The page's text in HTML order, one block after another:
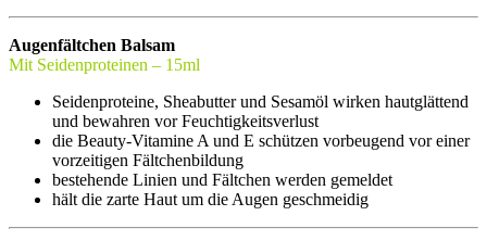
Augenfältchen Balsam
Mit Seidenproteinen – 15ml
Seidenproteine, Sheabutter und Sesamöl wirken hautglättend
und bewahren vor Feuchtigkeitsverlust
die Beauty-Vitamine A und E schützen vorbeugend vor einer
vorzeitigen Fältchenbildung
bestehende Linien und Fältchen werden gemeldet
hält die zarte Haut um die Augen geschmeidig